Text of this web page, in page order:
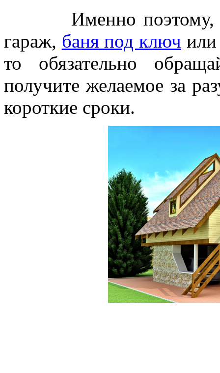
Именно поэтому,
гараж, баня под ключ
то обязательно
получите желаемое за
короткие сроки.